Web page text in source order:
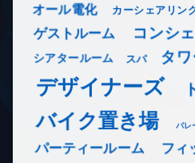
オール電化 カーシェアリン
ゲストルーム コンシ
シアタールーム スパ タ
デザイナーズ
バイク置き場 バレ
パーティールーム フィ